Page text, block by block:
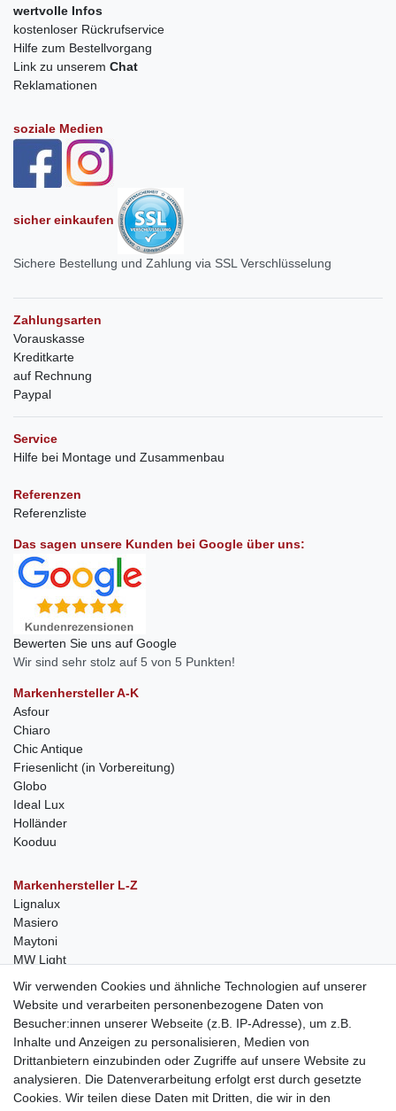
wertvolle Infos
kostenloser Rückrufservice
Hilfe zum Bestellvorgang
Link zu unserem Chat
Reklamationen
soziale Medien
sicher einkaufen
Sichere Bestellung und Zahlung via SSL Verschlüsselung
Zahlungsarten
Vorauskasse
Kreditkarte
auf Rechnung
Paypal
Service
Hilfe bei Montage und Zusammenbau
Referenzen
Referenzliste
Das sagen unsere Kunden bei Google über uns:
Bewerten Sie uns auf Google
Wir sind sehr stolz auf 5 von 5 Punkten!
Markenhersteller A-K
Asfour
Chiaro
Chic Antique
Friesenlicht (in Vorbereitung)
Globo
Ideal Lux
Holländer
Kooduu
Markenhersteller L-Z
Lignalux
Masiero
Maytoni
MW Light
Anfragen von Herstellern
Sie sind Lampen-Hersteller und suchen einen Vertriebspartner in
der Schweiz?
Kontaktieren Sie uns per Mail:Herstelleranfrage Vertrieb
Wir verwenden Cookies und ähnliche Technologien auf unserer
Website und verarbeiten personenbezogene Daten von
Besucher:innen unserer Webseite (z.B. IP-Adresse), um z.B.
Inhalte und Anzeigen zu personalisieren, Medien von
Drittanbietern einzubinden oder Zugriffe auf unsere Website zu
analysieren. Die Datenverarbeitung erfolgt erst durch gesetzte
Cookies. Wir teilen diese Daten mit Dritten, die wir in den